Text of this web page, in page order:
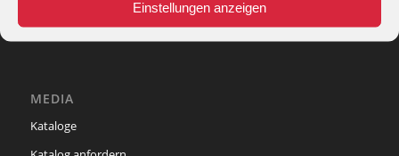
Einstellungen anzeigen
MEDIA
Kataloge